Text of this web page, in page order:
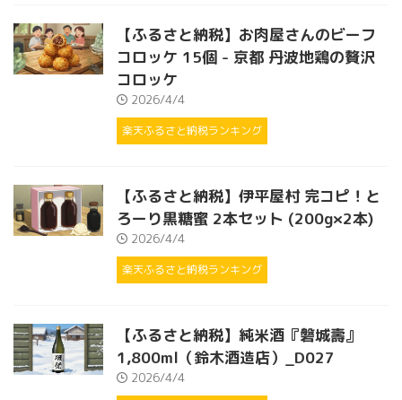
【ふるさと納税】お肉屋さんのビーフ
コロッケ 15個 - 京都 丹波地鶏の贅沢
コロッケ
2026/4/4
楽天ふるさと納税ランキング
【ふるさと納税】伊平屋村 完コピ！と
ろーり黒糖蜜 2本セット (200g×2本)
2026/4/4
楽天ふるさと納税ランキング
【ふるさと納税】純米酒『磐城壽』
1,800ml（鈴木酒造店）_D027
2026/4/4